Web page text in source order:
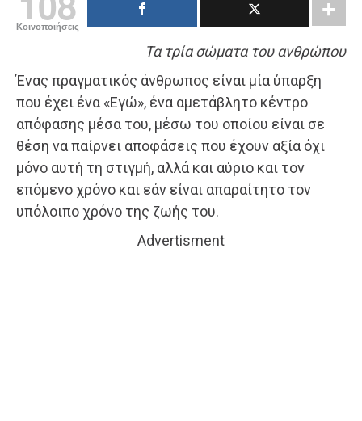
Κοινοποιήσεις
Τα τρία σώματα του ανθρώπου
Ένας πραγματικός άνθρωπος είναι μία ύπαρξη
που έχει ένα «Εγώ», ένα αμετάβλητο κέντρο
απόφασης μέσα του, μέσω του οποίου είναι σε
θέση να παίρνει αποφάσεις που έχουν αξία όχι
μόνο αυτή τη στιγμή, αλλά και αύριο και τον
επόμενο χρόνο και εάν είναι απαραίτητο τον
υπόλοιπο χρόνο της ζωής του.
Advertisment